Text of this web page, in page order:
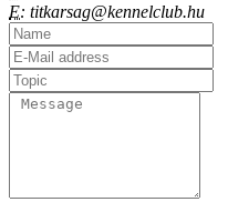
E: titkarsag@kennelclub.hu